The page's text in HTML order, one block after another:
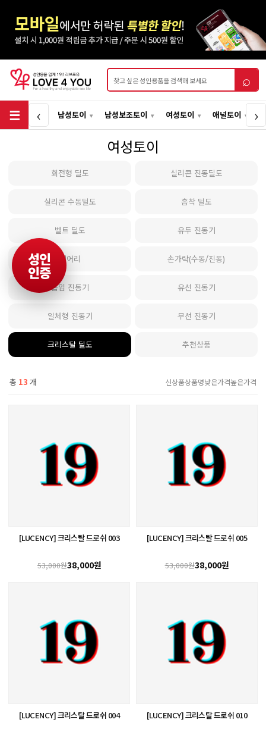
상품검색 ⌕
‹ 남성토이 남성보조토이 여성토이 애널토이 ›
여성토이
회전형 딜도 실리콘 진동딜도
실리콘 수동딜도 흡착 딜도
벨트 딜도 유두 진동기
페어리 손가락(수동/진동)
흡입 진동기 유선 진동기
일체형 진동기 무선 진동기
크리스탈 딜도 추천상품
총 13 개 신상품상품명낮은가격높은가격
[LUCENCY] 크리스탈 드로쉬 003
53,000원38,000원
[LUCENCY] 크리스탈 드로쉬 005
53,000원38,000원
[LUCENCY] 크리스탈 드로쉬 004 [LUCENCY] 크리스탈 드로쉬 010
성인
인증